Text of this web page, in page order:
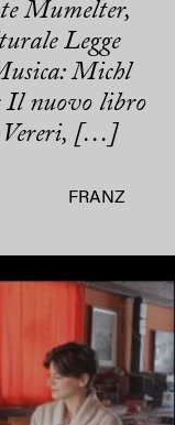
Mumelter,
Legge
Michl
Il nuovo libro
Vereri, […]
FRANZ